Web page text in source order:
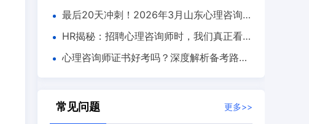
件、流程与择校逻辑的完整指南
最后20天冲刺！2026年3月山东心理咨询师
报考倒计时，错过再等两个月！
HR揭秘：招聘心理咨询师时，我们真正看重
的是什么？
心理咨询师证书好考吗？深度解析备考路径
常见问题 更多>>